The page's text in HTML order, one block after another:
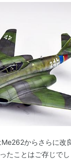
からさらに改
たことはご存じで